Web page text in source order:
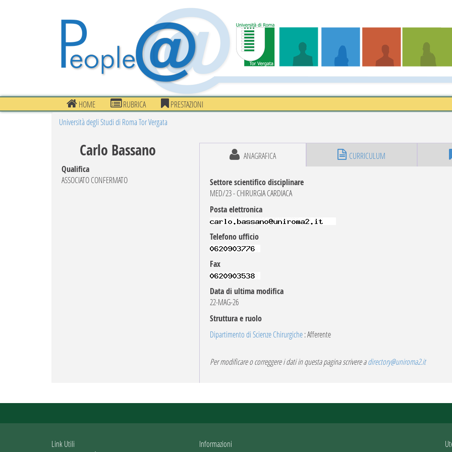
HOME RUBRICA PRESTAZIONI
Università degli Studi di Roma Tor Vergata
Carlo Bassano
Qualifica
ASSOCIATO CONFERMATO
ANAGRAFICA CURRICULUM
Settore scientifico disciplinare
MED/23 - CHIRURGIA CARDIACA
Posta elettronica
Telefono ufficio
Fax
Data di ultima modifica
22-MAG-26
Struttura e ruolo
Dipartimento di Scienze Chirurgiche: Afferente
Per modificare o correggere i dati in questa pagina scrivere adirectory@uniroma2.it
Link Utili
Informazioni